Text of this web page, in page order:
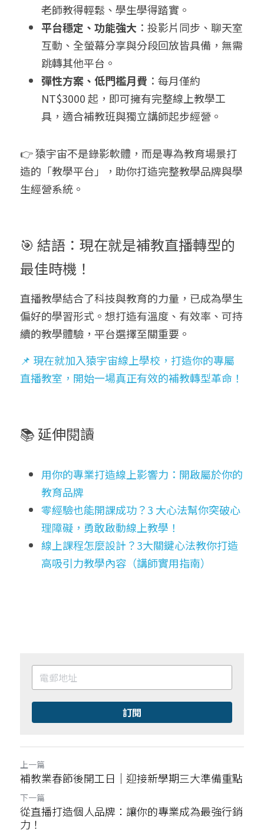
老師教得輕鬆、學生學得踏實。
平台穩定、功能強大 ：投影片同步、聊天室
互動、全螢幕分享與分段回放皆具備，無需
跳轉其他平台。
彈性方案、低門檻月費 ：每月僅約
NT$3000 起，即可擁有完整線上教學工
具，適合補教班與獨立講師起步經營。
👉 猿宇宙不是錄影軟體，而是專為教育場景打
造的「教學平台」，助你打造完整教學品牌與學
生經營系統。
🎯 結語：現在就是補教直播轉型的
最佳時機！
直播教學結合了科技與教育的力量，已成為學生
偏好的學習形式。想打造有溫度、有效率、可持
續的教學體驗，平台選擇至關重要。
📌 現在就加入猿宇宙線上學校，打造你的專屬
直播教室，開始一場真正有效的補教轉型革命！
📚 延伸閱讀
用你的專業打造線上影響力：開啟屬於你的
教育品牌
零經驗也能開課成功？3 大心法幫你突破心
理障礙，勇敢啟動線上教學！
線上課程怎麼設計？3大關鍵心法教你打造
高吸引力教學內容（講師實用指南）
訂閱
上一篇
補教業春節後開工日｜迎接新學期三大準備重點
下一篇
從直播打造個人品牌：讓你的專業成為最強行銷
力！